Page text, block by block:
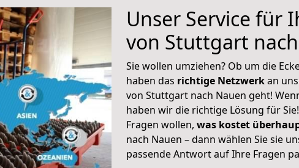
Unser Service für
von Stuttgart
Sie wollen umziehen? Ob um die
haben das richtige Netzwerkan
von Stuttgart nach Nauen geht!
haben wir die richtige Lösung für
Fragen wollen, was kostet
nach Nauen – dann wählen Sie sie
passende Antwort auf Ihre Fragen